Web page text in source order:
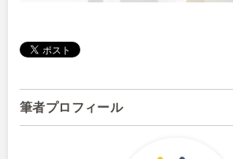
筆者プロフィール